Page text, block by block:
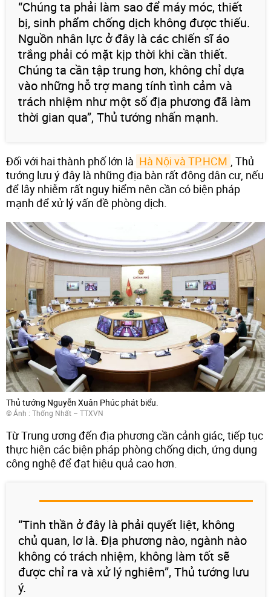
“Chúng ta phải làm sao để máy móc, thiết
bị, sinh phẩm chống dịch không được thiếu.
Nguồn nhân lực ở đây là các chiến sĩ áo
trắng phải có mặt kịp thời khi cần thiết.
Chúng ta cần tập trung hơn, không chỉ dựa
vào những hỗ trợ mang tính tình cảm và
trách nhiệm như một số địa phương đã làm
thời gian qua”, Thủ tướng nhấn mạnh.
Đối với hai thành phố lớn là Hà Nội và TP.HCM , Thủ
tướng lưu ý đây là những địa bàn rất đông dân cư, nếu
để lây nhiễm rất nguy hiểm nên cần có biện pháp
mạnh để xử lý vấn đề phòng dịch.
Thủ tướng Nguyễn Xuân Phúc phát biểu.
© Ảnh : Thống Nhất – TTXVN
Từ Trung ương đến địa phương cần cảnh giác, tiếp tục
thực hiện các biện pháp phòng chống dịch, ứng dụng
công nghệ để đạt hiệu quả cao hơn.
“Tinh thần ở đây là phải quyết liệt, không
chủ quan, lơ là. Địa phương nào, ngành nào
không có trách nhiệm, không làm tốt sẽ
được chỉ ra và xử lý nghiêm”, Thủ tướng lưu
ý.